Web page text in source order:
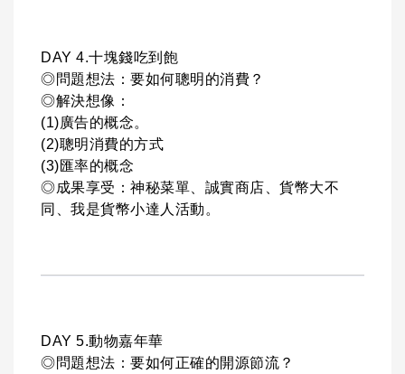
DAY 4.十塊錢吃到飽
◎問題想法：要如何聰明的消費？
◎解決想像：
(1)廣告的概念。
(2)聰明消費的方式
(3)匯率的概念
◎成果享受：神秘菜單、誠實商店、貨幣大不
同、我是貨幣小達人活動。
DAY 5.動物嘉年華
◎問題想法：要如何正確的開源節流？